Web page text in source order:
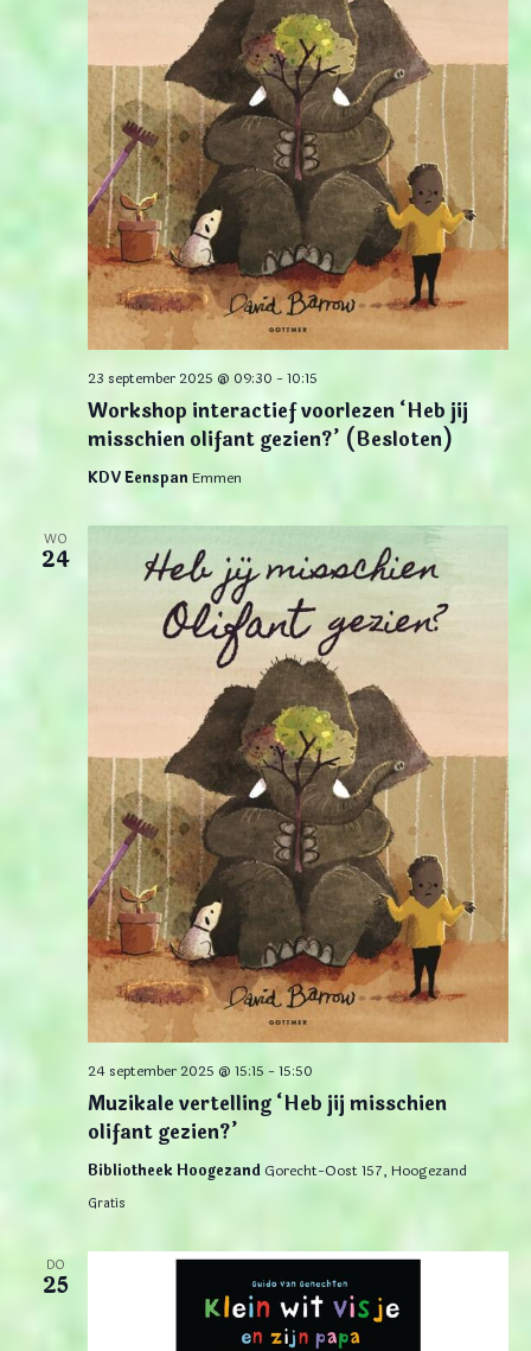
Workshop interactief voorlezen ‘Heb jij
misschien olifant gezien?’ (Besloten)
23 september 2025 @ 09:30 -10:15
KDV Eenspan Emmen
WO
24
Muzikale vertelling ‘Heb jij misschien
olifant gezien?’
24 september 2025 @ 15:15 -15:50
Bibliotheek Hoogezand Gorecht-Oost 157, Hoogezand
Gratis
DO
25